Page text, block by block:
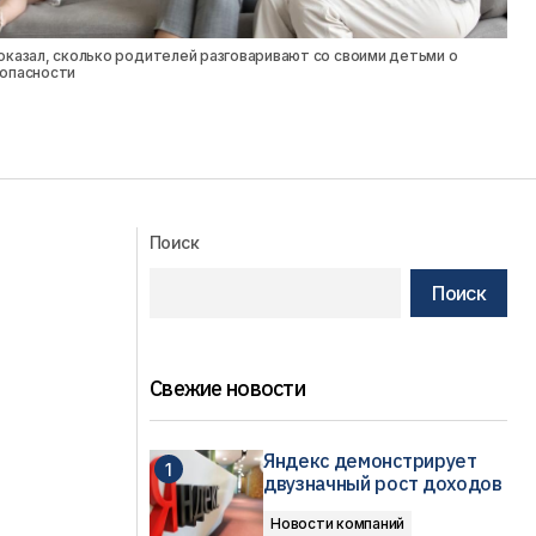
сколько родителей разговаривают со своими детьми о
Поиск
Поиск
Свежие новости
Яндекс демонстрирует
двузначный рост доходов
Новости компаний